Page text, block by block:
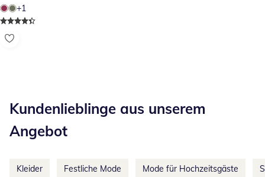
+1
Kundenlieblinge aus unserem
Angebot
Kleider Festliche Mode Mode für Hochzeitsgäste